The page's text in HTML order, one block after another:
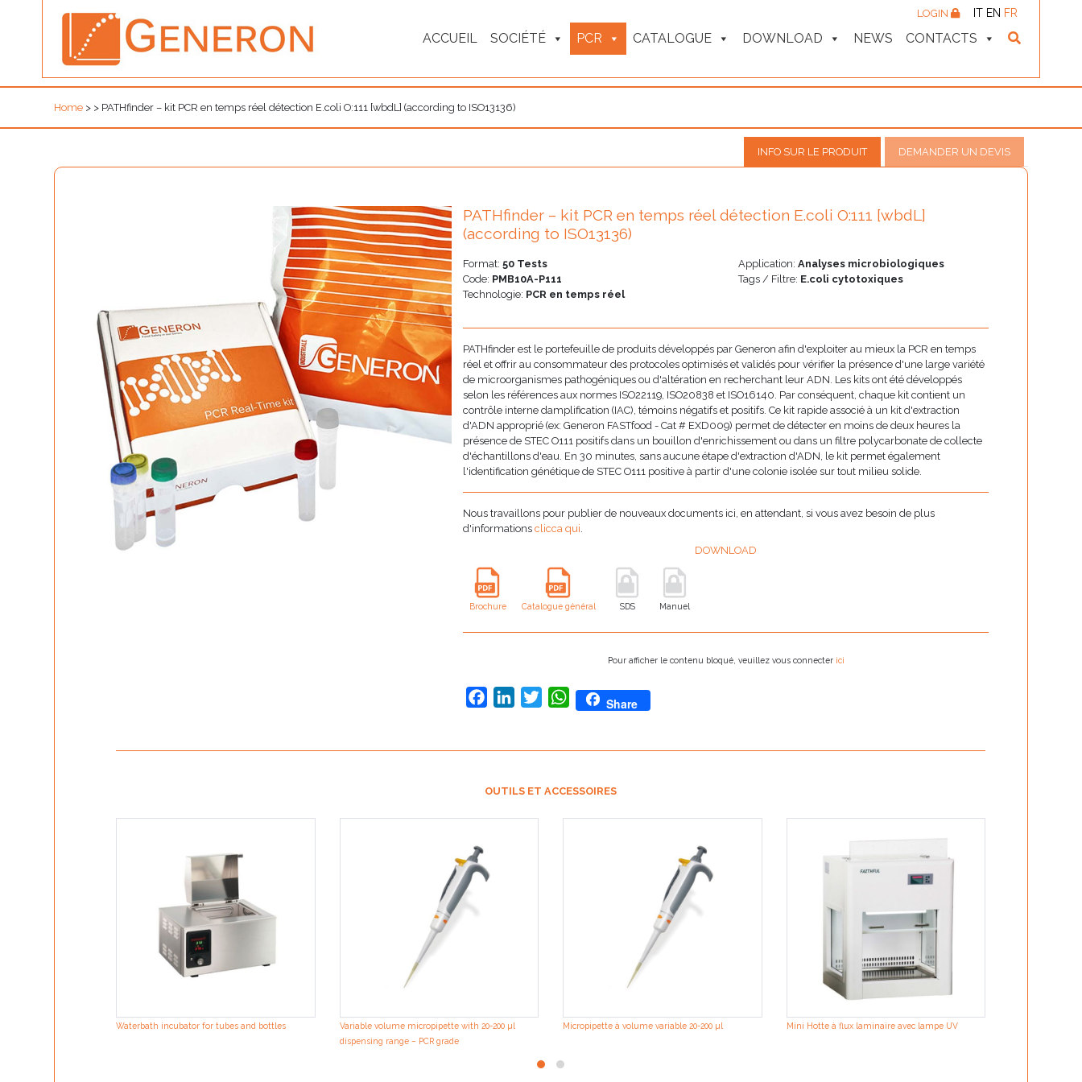
ACCUEIL SOCIÉTÉ PCR CATALOGUE DOWNLOAD NEWS CONTACTS
LOGIN IT EN FR
Home > > PATHfinder – kit PCR en temps réel détection E.coli O:111 [wbdL] (according to ISO13136)
INFO SUR LE PRODUIT DEMANDER UN DEVIS
PATHfinder – kit PCR en temps réel détection E.coli O:111 [wbdL]
(according to ISO13136)
Format:50 Tests
Code: PMB10A-P111
Technologie: PCR en temps réel
Application: Analyses microbiologiques
Tags / Filtre: E.coli cytotoxiques
PATHfinder est le portefeuille de produits développés par Generon afin d'exploiter au mieux la PCR en temps
réel et offrir au consommateur des protocoles optimisés et validés pour vérifier la présence d'une large variété
de microorganismes pathogéniques ou d'altération en recherchant leur ADN. Les kits ont été développés
selon les références aux normes ISO22119, ISO20838 et ISO16140. Par conséquent, chaque kit contient un
contrôle interne damplification (IAC), témoins négatifs et positifs. Ce kit rapide associé à un kit d'extraction
d'ADN approprié (ex: Generon FASTfood - Cat # EXD009) permet de détecter en moins de deux heures la
présence de STEC O111 positifs dans un bouillon d'enrichissement ou dans un filtre polycarbonate de collecte
d'échantillons d'eau. En 30 minutes, sans aucune étape d'extraction d'ADN, le kit permet également
l'identification génétique de STEC O111 positive à partir d'une colonie isolée sur tout milieu solide.
Nous travaillons pour publier de nouveaux documents ici, en attendant, si vous avez besoin de plus
d'informationsclicca qui.
DOWNLOAD
Brochure Catalogue général SDS Manuel
Pour afficher le contenu bloqué, veuillez vous connecter ici
FacebookLinkedInTwitterWhatsApp
Share
OUTILS ET ACCESSOIRES
Waterbath incubator for tubes and bottles
Variable volume micropipette with 20-200 µl
dispensing range – PCR grade
Micropipette à volume variable 20-200 µl Mini Hotte à flux laminaire avec lampe UV